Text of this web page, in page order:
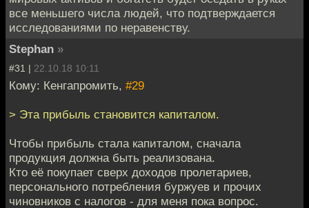
все меньшего числа людей, что подтверждается
исследованиями по неравенству.
Stephan »
#31 | 22.10.18 10:11
Кому: Кенгапромить, #29
> Эта прибыль становится капиталом.
Чтобы прибыль стала капиталом, сначала
продукция должна быть реализована.
Кто её покупает сверх доходов пролетариев,
персонального потребления буржуев и прочих
чиновников с налогов - для меня пока вопрос.